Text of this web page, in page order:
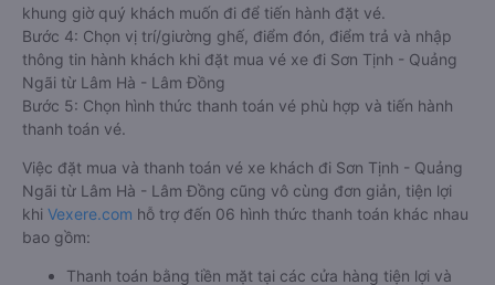
khung giờ quý khách muốn đi để tiến hành đặt vé.
Bước 4: Chọn vị trí/giường ghế, điểm đón, điểm trả và nhập
thông tin hành khách khi đặt mua vé xe đi Sơn Tịnh - Quảng
Ngãi từ Lâm Hà - Lâm Đồng
Bước 5: Chọn hình thức thanh toán vé phù hợp và tiến hành
thanh toán vé.
Việc đặt mua và thanh toán vé xe khách đi Sơn Tịnh - Quảng
Ngãi từ Lâm Hà - Lâm Đồng cũng vô cùng đơn giản, tiện lợi
khi Vexere.com hỗ trợ đến 06 hình thức thanh toán khác nhau
bao gồm:
Thanh toán bằng tiền mặt tại các cửa hàng tiện lợi và